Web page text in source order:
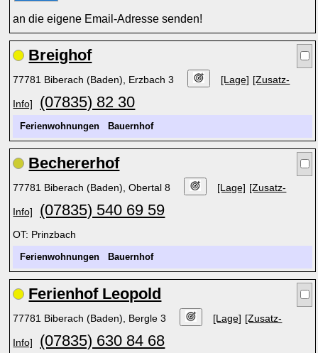
an die eigene Email-Adresse senden!
Breighof
77781 Biberach (Baden), Erzbach 3 [Lage] [Zusatz-
Info] (07835) 82 30
Ferienwohnungen Bauernhof
Bechererhof
77781 Biberach (Baden), Obertal 8 [Lage] [Zusatz-
Info] (07835) 540 69 59
OT: Prinzbach
Ferienwohnungen Bauernhof
Ferienhof Leopold
77781 Biberach (Baden), Bergle 3 [Lage] [Zusatz-
Info] (07835) 630 84 68